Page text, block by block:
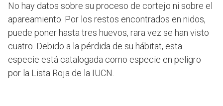
No hay datos sobre su proceso de cortejo ni sobre el
apareamiento. Por los restos encontrados en nidos,
puede poner hasta tres huevos, rara vez se han visto
cuatro. Debido a la pérdida de su hábitat, esta
especie está catalogada como especie en peligro
por la Lista Roja de la IUCN.